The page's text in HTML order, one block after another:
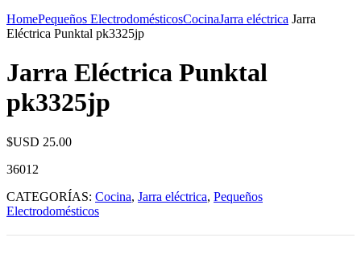
HomePequeños ElectrodomésticosCocinaJarra eléctrica Jarra
Eléctrica Punktal pk3325jp
Jarra Eléctrica Punktal
pk3325jp
$USD 25.00
36012
CATEGORÍAS: Cocina, Jarra eléctrica, Pequeños
Electrodomésticos